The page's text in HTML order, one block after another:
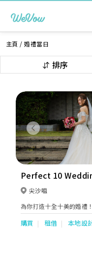
主頁 /婚禮當日
排序
Previous
Perfect 10
尖沙咀
為你打造十全十美的婚禮
購買 租借 本地設